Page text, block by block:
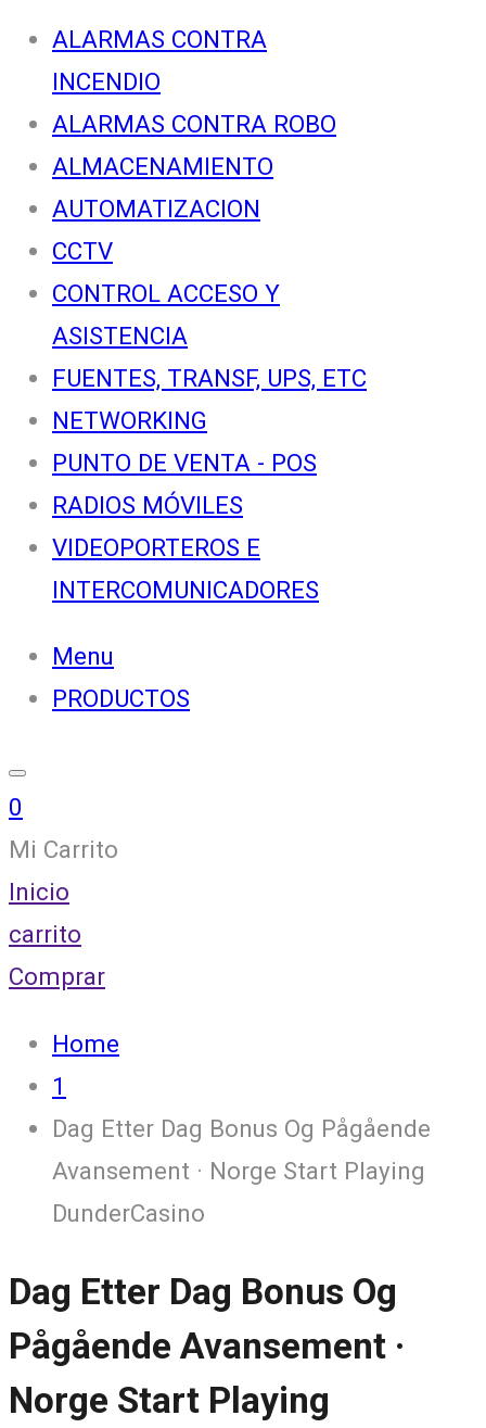
ALARMAS CONTRA
INCENDIO
ALARMAS CONTRA ROBO
ALMACENAMIENTO
AUTOMATIZACION
CCTV
CONTROL ACCESO Y
ASISTENCIA
FUENTES, TRANSF, UPS, ETC
NETWORKING
PUNTO DE VENTA - POS
RADIOS MÓVILES
VIDEOPORTEROS E
INTERCOMUNICADORES
Menu
PRODUCTOS
0
Mi Carrito
Inicio
carrito
Comprar
Home
1
Dag Etter Dag Bonus Og Pågående
Avansement · Norge Start Playing
DunderCasino
Dag Etter Dag Bonus Og
Pågående Avansement ·
Norge Start Playing